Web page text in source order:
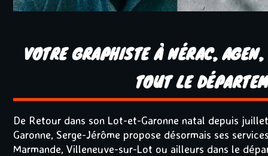
VOTRE GRAPHISTE À NÉRAC,
TOUT LE
De Retour dans son Lot-et-Garonne natal depuis
Garonne, Serge-Jérôme propose désormais ses
Marmande, Villeneuve-sur-Lot ou ailleurs dans le